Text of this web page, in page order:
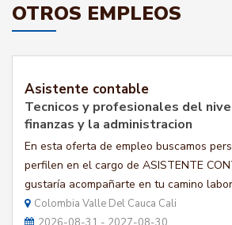
OTROS EMPLEOS
Asistente contable
Tecnicos y profesionales del
finanzas y la administracion
En esta oferta de empleo buscamos
perfilen en el cargo de ASISTENTE
gustaría acompañarte en tu camino
Colombia Valle Del Cauca Cali